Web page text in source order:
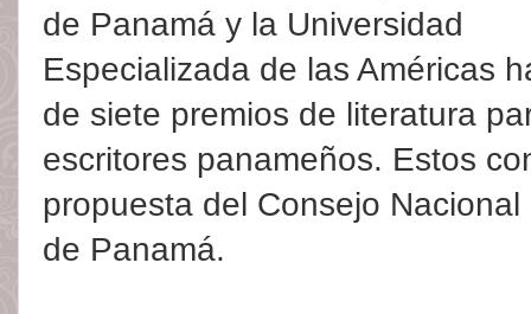
de Panamá y la Universidad
Especializada de las Américas
de siete premios de literatura
escritores panameños. Estos
propuesta del Consejo
de Panamá.